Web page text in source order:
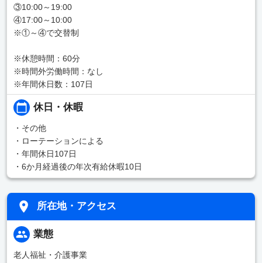
③10:00～19:00
④17:00～10:00
※①～④で交替制
※休憩時間：60分
※時間外労働時間：なし
※年間休日数：107日
休日・休暇
・その他
・ローテーションによる
・年間休日107日
・6か月経過後の年次有給休暇10日
所在地・アクセス
業態
老人福祉・介護事業